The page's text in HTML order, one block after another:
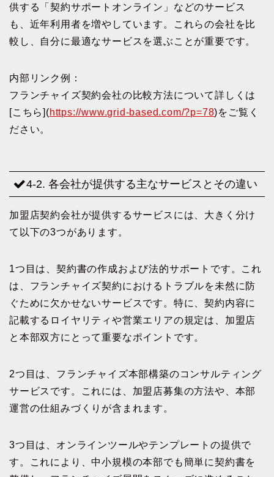
供する「契約サポートオンライン」などのサービス
も、近年利用者を増やしています。これらの会社を比
較し、自分に最適なサービスを選ぶことが重要です。
内部リンク例：
フランチャイズ契約会社の比較方法について詳しくは
[こちら](https://www.grid-based.com/?p=78)をご覧く
ださい。
4-2. 各会社が提供する主なサービスとその違い
加盟店契約会社が提供するサービスには、大きく分け
て以下の3つがあります。
1つ目は、契約書の作成および法的サポートです。これ
は、フランチャイズ契約におけるトラブルを未然に防
ぐために欠かせないサービスです。特に、契約内容に
記載するロイヤリティや営業エリアの規定は、加盟店
と本部双方にとって重要なポイントです。
2つ目は、フランチャイズ本部構築のコンサルティング
サービスです。これには、加盟店募集の方法や、本部
運営の仕組みづくりが含まれます。
3つ目は、オンラインツールやテンプレートの提供で
す。これにより、中小規模の本部でも簡単に契約書を